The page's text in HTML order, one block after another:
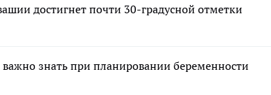
достигнет почти 30-градусной отметки
знать при планировании беременности